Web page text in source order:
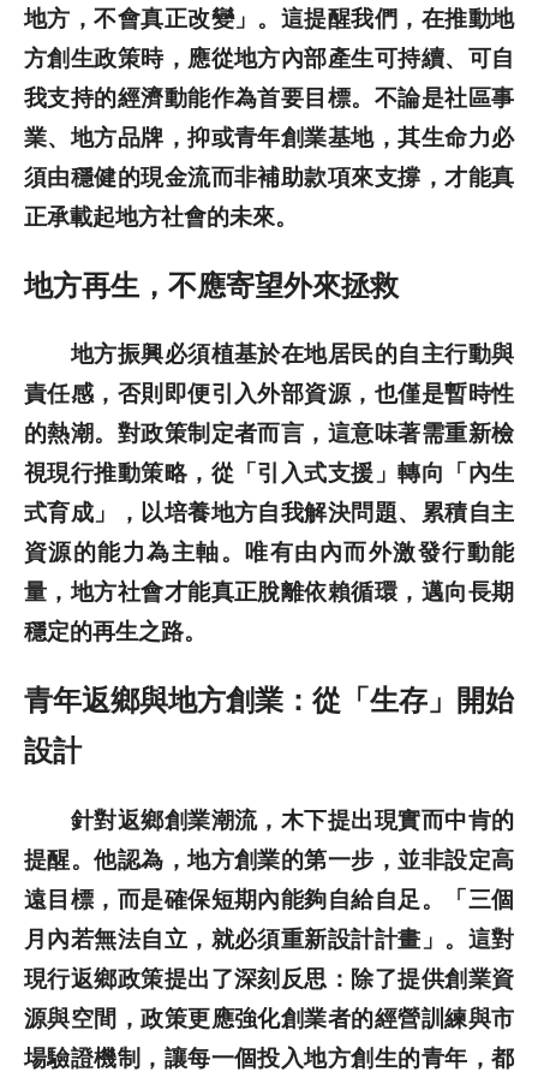
地方，不會真正改變」。這提醒我們，在推動地
方創生政策時，應從地方內部產生可持續、可自
我支持的經濟動能作為首要目標。不論是社區事
業、地方品牌，抑或青年創業基地，其生命力必
須由穩健的現金流而非補助款項來支撐，才能真
正承載起地方社會的未來。
地方再生，不應寄望外來拯救
地方振興必須植基於在地居民的自主行動與
責任感，否則即便引入外部資源，也僅是暫時性
的熱潮。對政策制定者而言，這意味著需重新檢
視現行推動策略，從「引入式支援」轉向「內生
式育成」，以培養地方自我解決問題、累積自主
資源的能力為主軸。唯有由內而外激發行動能
量，地方社會才能真正脫離依賴循環，邁向長期
穩定的再生之路。
青年返鄉與地方創業：從「生存」開始
設計
針對返鄉創業潮流，木下提出現實而中肯的
提醒。他認為，地方創業的第一步，並非設定高
遠目標，而是確保短期內能夠自給自足。「三個
月內若無法自立，就必須重新設計計畫」。這對
現行返鄉政策提出了深刻反思：除了提供創業資
源與空間，政策更應強化創業者的經營訓練與市
場驗證機制，讓每一個投入地方創生的青年，都